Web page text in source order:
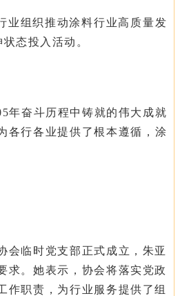
组织推动涂料行业高质量发
态投入活动。
年奋斗历程中铸就的伟大成就
各行各业提供了根本遵循，涂
会临时党支部正式成立，朱亚
求。她表示，协会将落实党政
作职责，为行业服务提供了组